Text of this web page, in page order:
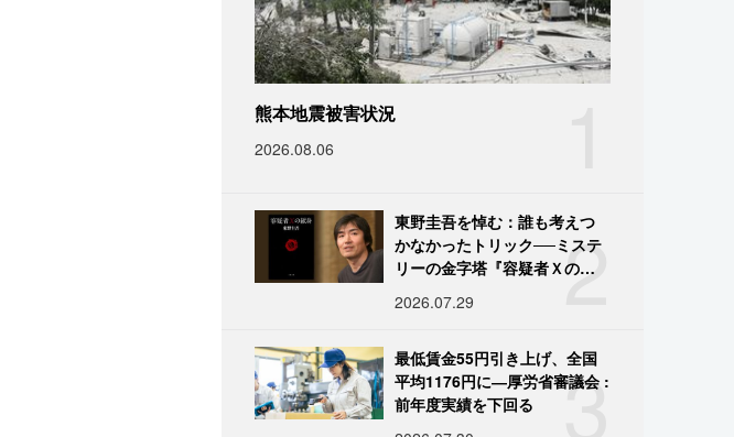
熊本地震被害状況
2026.08.06
2
東野圭吾を悼む：誰も考えつ
かなかったトリック──ミステ
リーの金字塔『容疑者Ｘの献
2026.07.29
3
最低賃金55円引き上げ、全国
平均1176円に―厚労省審議会 :
前年度実績を下回る